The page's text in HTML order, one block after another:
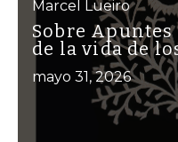
Marcel Lueiro
Sobre
de la vida de
mayo 31, 2026